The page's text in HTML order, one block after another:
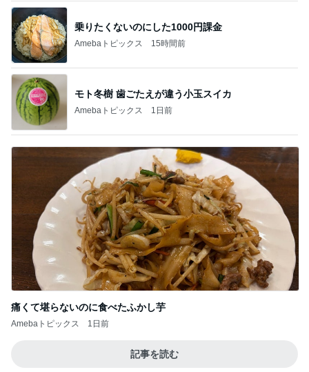
モト冬樹 歯ごたえが違う小玉スイカ
Amebaトピックス 1日前
痛くて堪らないのに食べたふかし芋
Amebaトピックス 1日前
記事を読む
Amebaトピックス 1日前